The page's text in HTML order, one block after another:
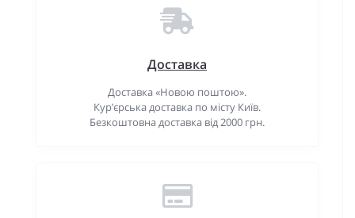
Доставка
Доставка «Новою поштою».
Кур’єрська доставка по місту Київ.
Безкоштовна доставка від 2000 грн.